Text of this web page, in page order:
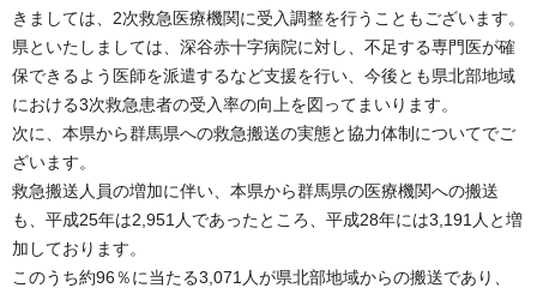
きましては、2次救急医療機関に受入調整を行うこともございます。
県といたしましては、深谷赤十字病院に対し、不足する専門医が確
保できるよう医師を派遣するなど支援を行い、今後とも県北部地域
における3次救急患者の受入率の向上を図ってまいります。
次に、本県から群馬県への救急搬送の実態と協力体制についてでご
ざいます。
救急搬送人員の増加に伴い、本県から群馬県の医療機関への搬送
も、平成25年は2,951人であったところ、平成28年には3,191人と増
加しております。
このうち約96％に当たる3,071人が県北部地域からの搬送であり、